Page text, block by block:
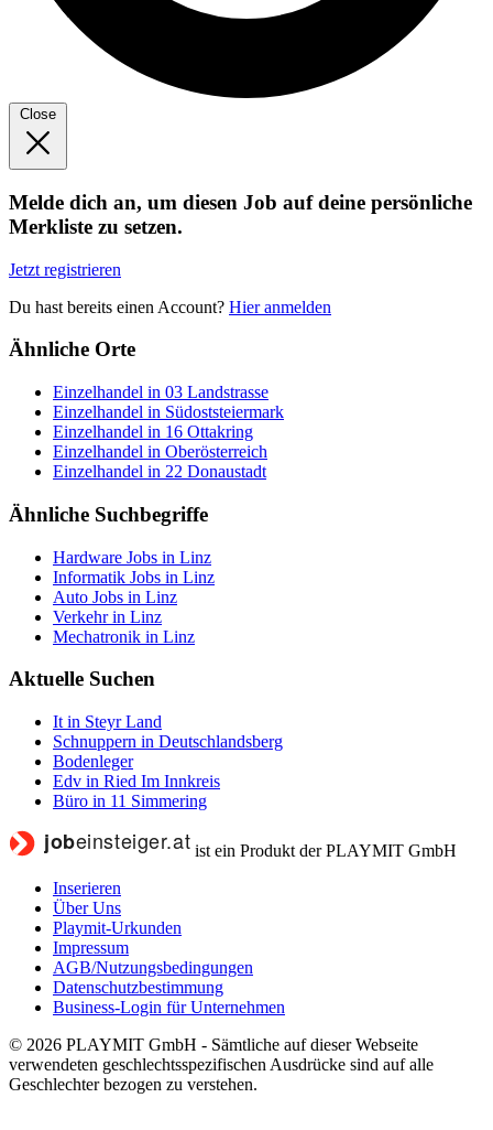
Close
Melde dich an, um diesen Job auf deine persönliche
Merkliste zu setzen.
Jetzt registrieren
Du hast bereits einen Account? Hier anmelden
Ähnliche Orte
Einzelhandel in 03 Landstrasse
Einzelhandel in Südoststeiermark
Einzelhandel in 16 Ottakring
Einzelhandel in Oberösterreich
Einzelhandel in 22 Donaustadt
Ähnliche Suchbegriffe
Hardware Jobs in Linz
Informatik Jobs in Linz
Auto Jobs in Linz
Verkehr in Linz
Mechatronik in Linz
Aktuelle Suchen
It in Steyr Land
Schnuppern in Deutschlandsberg
Bodenleger
Edv in Ried Im Innkreis
Büro in 11 Simmering
ist ein Produkt der PLAYMIT GmbH
Inserieren
Über Uns
Playmit-Urkunden
Impressum
AGB/Nutzungsbedingungen
Datenschutzbestimmung
Business-Login für Unternehmen
© 2026 PLAYMIT GmbH - Sämtliche auf dieser Webseite
verwendeten geschlechtsspezifischen Ausdrücke sind auf alle
Geschlechter bezogen zu verstehen.